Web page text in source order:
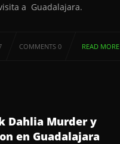
a Guadalajara.
COMMENTS 0 READ MORE
Dahlia Murder y
en Guadalajara